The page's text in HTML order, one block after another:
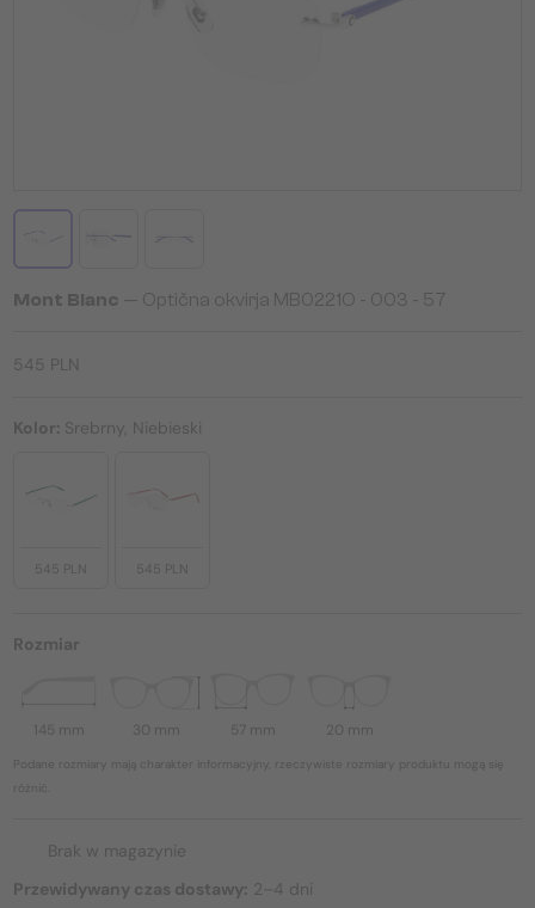
Mont Blanc — Optična okvirja MB0221O - 003 - 57
545 PLN
Kolor: Srebrny, Niebieski
545 PLN 545 PLN
Rozmiar
145 mm 30 mm 57 mm 20 mm
Podane rozmiary mają charakter informacyjny, rzeczywiste rozmiary produktu mogą się
różnić.
Brak w magazynie
Przewidywany czas dostawy: 2–4 dni